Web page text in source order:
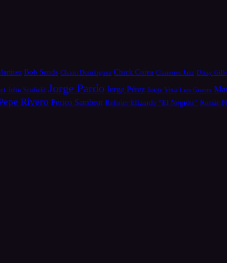
Bob Sands Chano Domínguez Chick Corea Clamores Jazz Dizzy
John Scofield Jorge Pardo Jorge Pérez Jorge Vera Luis Guerra
Rivero Perico Sambeat Reinier Elizarde “El Negrón” Román